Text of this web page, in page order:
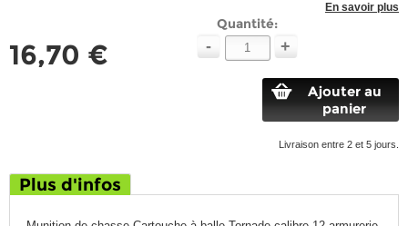
En savoir plus
16,70 €
Quantité:
- +
Ajouter au
panier
Livraison entre 2 et 5 jours.
Plus d'infos